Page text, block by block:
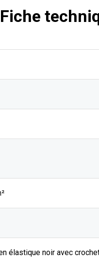
Fiche
élastique noir avec